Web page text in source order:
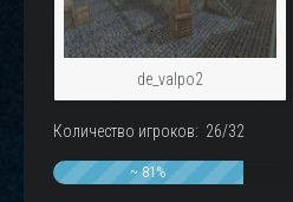
de_valpo2
Количество игроков: 26/32
~ 81%